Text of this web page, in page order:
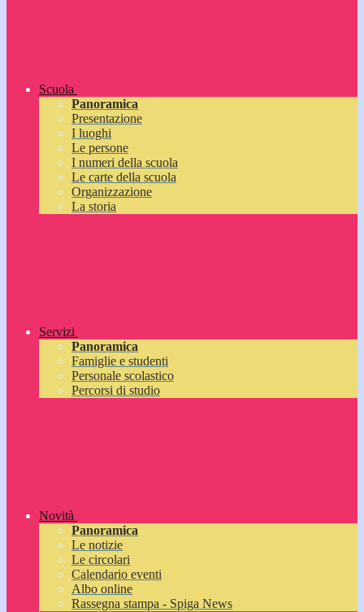
Scuola
Panoramica
Presentazione
I luoghi
Le persone
I numeri della scuola
Le carte della scuola
Organizzazione
La storia
Servizi
Panoramica
Famiglie e studenti
Personale scolastico
Percorsi di studio
Novità
Panoramica
Le notizie
Le circolari
Calendario eventi
Albo online
Rassegna stampa - Spiga News